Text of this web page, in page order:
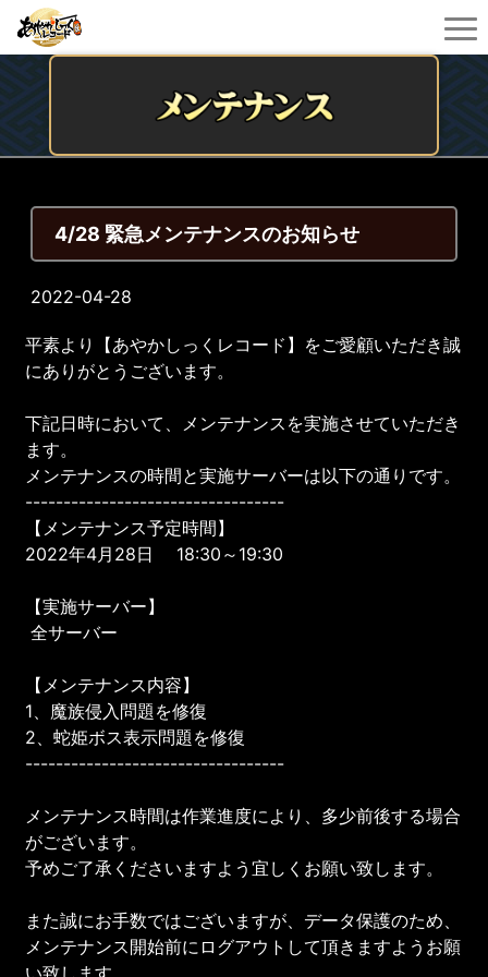
4/28 緊急メンテナンスのお知らせ
2022-04-28
平素より【あやかしっくレコード】をご愛顧いただき誠
にありがとうございます。
下記日時において、メンテナンスを実施させていただき
ます。
メンテナンスの時間と実施サーバーは以下の通りです。
----------------------------------
【メンテナンス予定時間】
2022年4月28日 18:30～19:30
【実施サーバー】
全サーバー
【メンテナンス内容】
1、魔族侵入問題を修復
2、蛇姫ボス表示問題を修復
----------------------------------
メンテナンス時間は作業進度により、多少前後する場合
がございます。
予めご了承くださいますよう宜しくお願い致します。
また誠にお手数ではございますが、データ保護のため、
メンテナンス開始前にログアウトして頂きますようお願
い致します。